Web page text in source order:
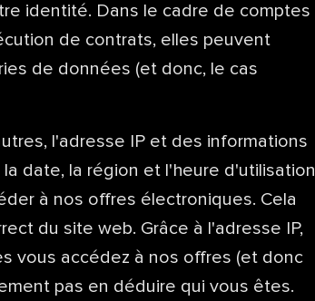
identité. Dans le cadre de comptes
de contrats, elles peuvent
de données (et donc, le cas
l'adresse IP et des informations
date, la région et l'heure d'utilisation
à nos offres électroniques. Cela
du site web. Grâce à l'adresse IP,
vous accédez à nos offres (et donc
pas en déduire qui vous êtes.